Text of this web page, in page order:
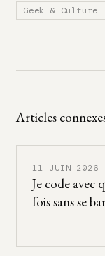
Geek & Culture
Articles
11 JUIN 2026
Je code
fois sans se